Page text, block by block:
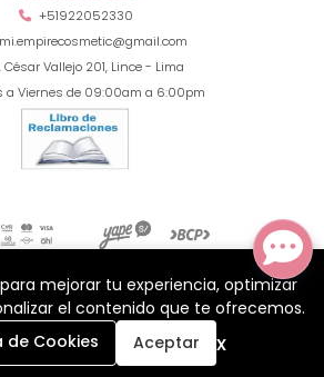
+51922052330
César Vallejo 201, Lince - Lima
a Viernes de 09:00am a 6:00pm
¿Te gusta mi tienda? Yo vendo conBsale
0
Buscar
mejorar tu experiencia, optimizar
el contenido que te ofrecemos.
de Cookies
Aceptar x